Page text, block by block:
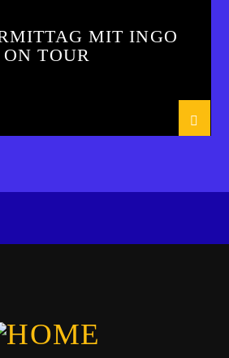
MIT INGO
ON TOUR